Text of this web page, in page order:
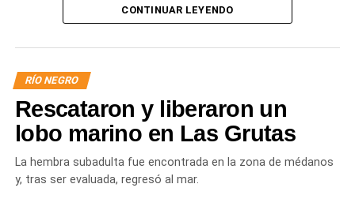
CONTINUAR LEYENDO
RÍO NEGRO
Rescataron y liberaron un
lobo marino en Las Grutas
La hembra subadulta fue encontrada en la zona de médanos
y, tras ser evaluada, regresó al mar.